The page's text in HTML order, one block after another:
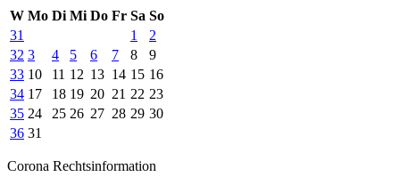
W Mo Di Mi Do Fr Sa So
31
1
2
32 3 4 5 6 7 8
9
33 10 11 12 13 14 15 16
34 17 18 19 20 21 22 23
35 24 25 26 27 28 29 30
36 31
Corona Rechtsinformation